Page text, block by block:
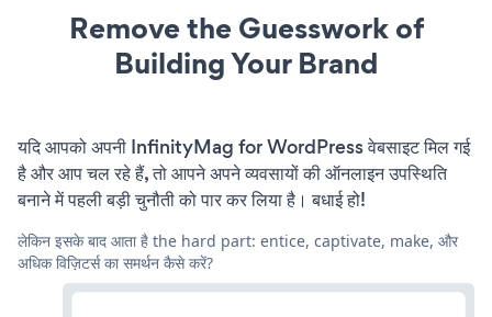
Remove the Guesswork of
Building Your Brand
यदि आपको अपनी InfinityMag for WordPress वेबसाइट मिल गई
है और आप चल रहे हैं, तो आपने अपने व्यवसायों की ऑनलाइन उपस्थिति
बनाने में पहली बड़ी चुनौती को पार कर लिया है। बधाई हो!
लेकिन इसके बाद आता है the hard part: entice, captivate, make, और
अधिक विज़िटर्स का समर्थन कैसे करें?